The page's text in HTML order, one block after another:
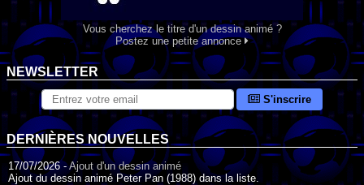
Vous cherchez le titre d'un dessin animé ?
Postez une petite annonce
NEWSLETTER
S'inscrire
DERNIÈRES NOUVELLES
17/07/2026 -Ajout d'un dessin animé
Ajout du dessin animé Peter Pan (1988) dans la liste.